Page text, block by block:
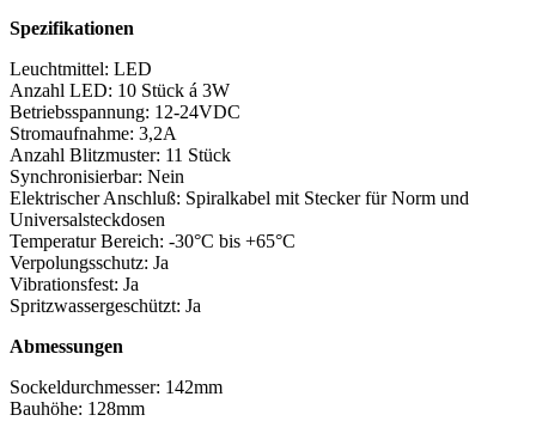
Spezifikationen
Leuchtmittel: LED
Anzahl LED: 10 Stück á 3W
Betriebsspannung: 12-24VDC
Stromaufnahme: 3,2A
Anzahl Blitzmuster: 11 Stück
Synchronisierbar: Nein
Elektrischer Anschluß: Spiralkabel mit Stecker für Norm und
Universalsteckdosen
Temperatur Bereich: -30°C bis +65°C
Verpolungsschutz: Ja
Vibrationsfest: Ja
Spritzwassergeschützt: Ja
Abmessungen
Sockeldurchmesser: 142mm
Bauhöhe: 128mm